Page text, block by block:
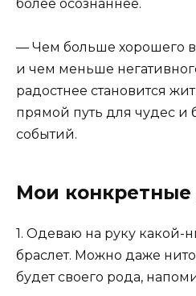
более осознаннее.
— Чем больше хорошего
и чем меньше
радостнее становится
прямой путь для чудес и
событий.
Мои конкретные
1. Одеваю на руку какой-
браслет. Можно даже
будет своего рода,